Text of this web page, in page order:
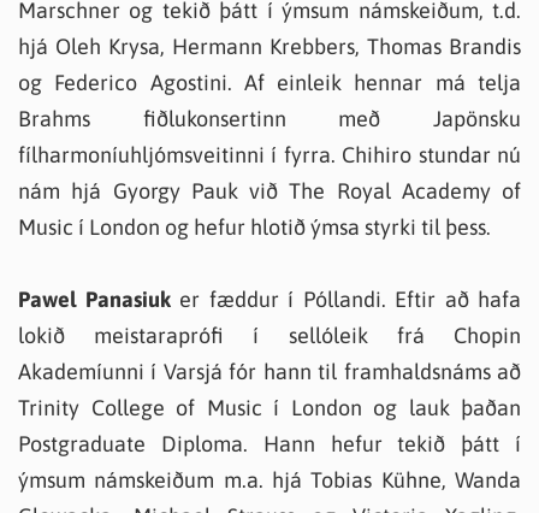
Marschner og tekið þátt í ýmsum námskeiðum, t.d.
hjá Oleh Krysa, Hermann Krebbers, Thomas Brandis
og Federico Agostini. Af einleik hennar má telja
Brahms fiðlukonsertinn með Japönsku
fílharmoníuhljómsveitinni í fyrra. Chihiro stundar nú
nám hjá Gyorgy Pauk við The Royal Academy of
Music í London og hefur hlotið ýmsa styrki til þess.
Pawel Panasiuker fæddur í Póllandi. Eftir að hafa
lokið meistaraprófi í sellóleik frá Chopin
Akademíunni í Varsjá fór hann til framhaldsnáms að
Trinity College of Music í London og lauk þaðan
Postgraduate Diploma. Hann hefur tekið þátt í
ýmsum námskeiðum m.a. hjá Tobias Kühne, Wanda